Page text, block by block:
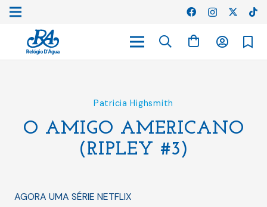
Patricia Highsmith
O AMIGO AMERICANO
(RIPLEY #3)
AGORA UMA SÉRIE NETFLIX